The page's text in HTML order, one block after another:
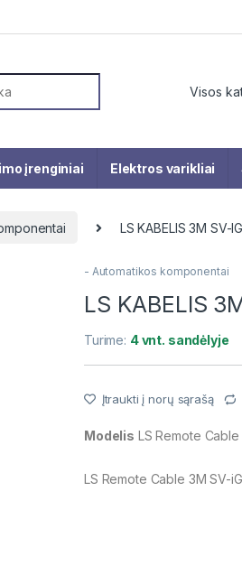
įrenginiai Elektros varikliai
LS KABELIS 3M SV-
- Automatikos komponentai
LS KABELIS
Turime: 4 vnt. sandėlyje
Įtraukti į norų sąrašą
Modelis LS Remote Cable
LS Remote Cable 3M SV-